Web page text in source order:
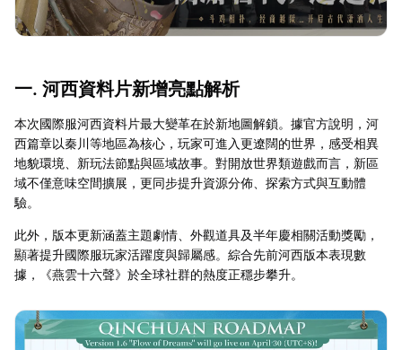
一. 河西資料片新增亮點解析
本次國際服河西資料片最大變革在於新地圖解鎖。據官方說明，河
西篇章以秦川等地區為核心，玩家可進入更遼闊的世界，感受相異
地貌環境、新玩法節點與區域故事。對開放世界類遊戲而言，新區
域不僅意味空間擴展，更同步提升資源分佈、探索方式與互動體
驗。
此外，版本更新涵蓋主題劇情、外觀道具及半年慶相關活動獎勵，
顯著提升國際服玩家活躍度與歸屬感。綜合先前河西版本表現數
據，《燕雲十六聲》於全球社群的熱度正穩步攀升。